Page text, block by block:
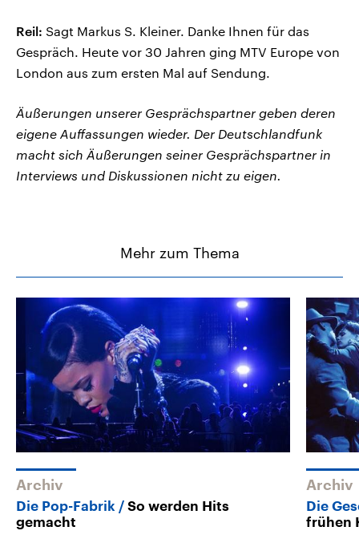
Reil: Sagt Markus S. Kleiner. Danke Ihnen für das
Gespräch. Heute vor 30 Jahren ging MTV Europe von
London aus zum ersten Mal auf Sendung.
Äußerungen unserer Gesprächspartner geben deren
eigene Auffassungen wieder. Der Deutschlandfunk
macht sich Äußerungen seiner Gesprächspartner in
Interviews und Diskussionen nicht zu eigen.
Mehr zum Thema
Archiv
Die Pop-Fabrik
So werden Hits
gemacht
Archiv
Die
frühen